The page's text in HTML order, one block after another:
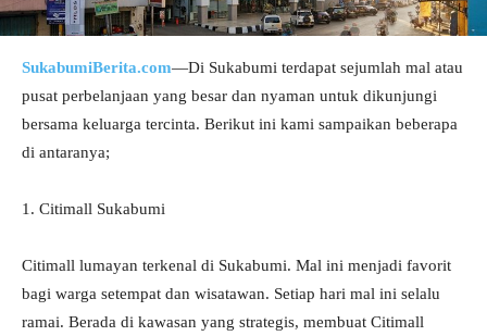
SukabumiBerita.com—Di Sukabumi terdapat sejumlah mal atau
pusat perbelanjaan yang besar dan nyaman untuk dikunjungi
bersama keluarga tercinta. Berikut ini kami sampaikan beberapa
di antaranya;
1. Citimall Sukabumi
Citimall lumayan terkenal di Sukabumi. Mal ini menjadi favorit
bagi warga setempat dan wisatawan. Setiap hari mal ini selalu
ramai. Berada di kawasan yang strategis, membuat Citimall